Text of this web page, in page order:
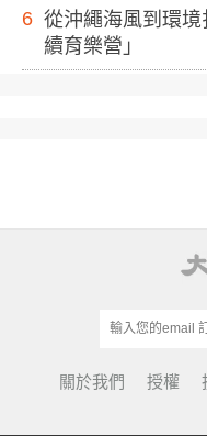
6 從沖繩海風到環
續育樂營」
關於我們 授權